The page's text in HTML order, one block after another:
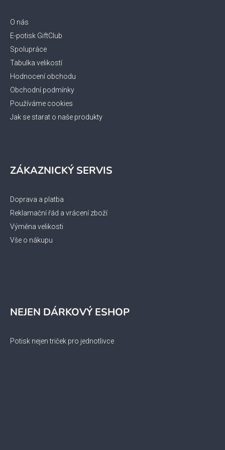
O nás
E-potisk GiftClub
Spolupráce
Tabulka velikostí
Hodnocení obchodu
Obchodní podmínky
Používáme cookies
Jak se starat o naše produkty
ZÁKAZNICKÝ SERVIS
Doprava a platba
Reklamační řád a vrácení zboží
Výměna velikosti
Vše o nákupu
NEJEN DÁRKOVÝ ESHOP
Potisk nejen triček pro jednotlivce